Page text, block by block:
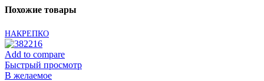
Похожие товары
НАКРЕПКО
Add to compare
Быстрый просмотр
В желаемое